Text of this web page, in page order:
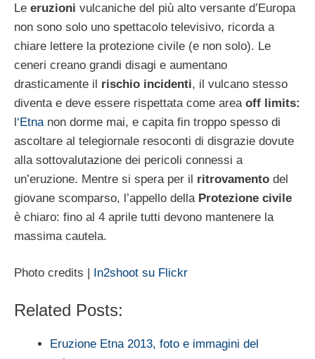
Le eruzioni vulcaniche del più alto versante d’Europa
non sono solo uno spettacolo televisivo, ricorda a
chiare lettere la protezione civile (e non solo). Le
ceneri creano grandi disagi e aumentano
drasticamente il rischio incidenti, il vulcano stesso
diventa e deve essere rispettata come area off limits:
l‘Etna non dorme mai, e capita fin troppo spesso di
ascoltare al telegiornale resoconti di disgrazie dovute
alla sottovalutazione dei pericoli connessi a
un’eruzione. Mentre si spera per il ritrovamento del
giovane scomparso, l’appello della Protezione civile
è chiaro: fino al 4 aprile tutti devono mantenere la
massima cautela.
Photo credits | In2shoot su Flickr
Related Posts:
Eruzione Etna 2013, foto e immagini del